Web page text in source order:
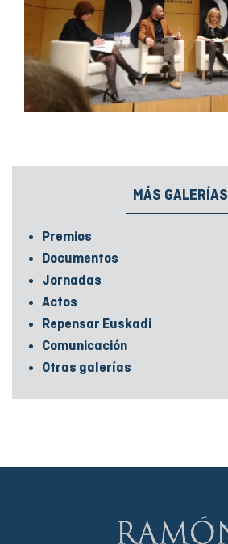
MÁS GALERÍAS
Premios
Documentos
Jornadas
Actos
Repensar Euskadi
Comunicación
Otras galerías